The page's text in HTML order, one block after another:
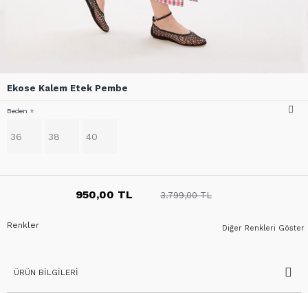
Ekose Kalem Etek Pembe
950,00 TL 3.799,00 TL
Beden
36 38 40
Diğer Renkleri Göster
Renkler
ÜRÜN BILGILERI